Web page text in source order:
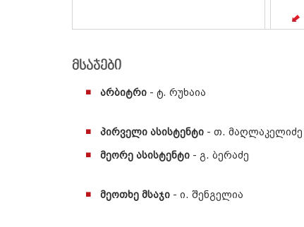
მსაჯები
არბიტრი - ტ. რუხაია
პირველი ასისტენტი - თ. მაღლაკელიძე
მეორე ასისტენტი - გ. ბერაძე
მეოთხე მსაჯი - ი. შენგელია